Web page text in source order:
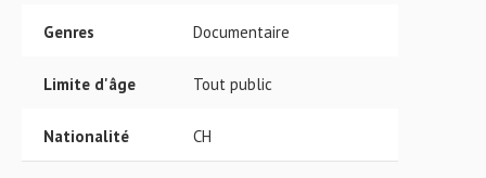
Genres Documentaire
Limite d'âge Tout public
Nationalité CH